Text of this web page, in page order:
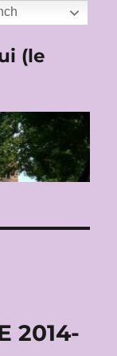
(le
2014-